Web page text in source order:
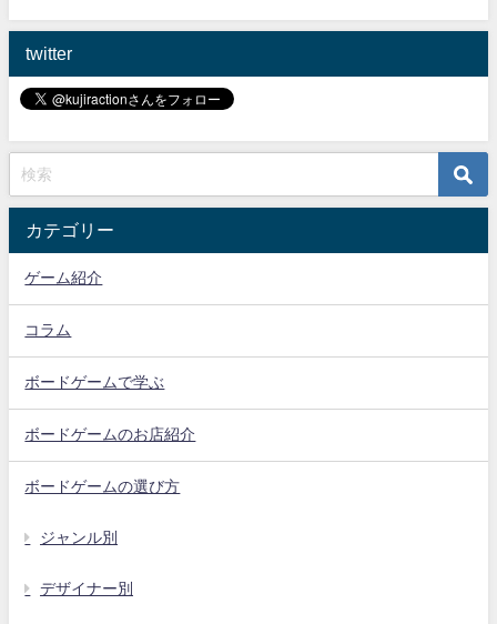
twitter
カテゴリー
ゲーム紹介
コラム
ボードゲームで学ぶ
ボードゲームのお店紹介
ボードゲームの選び方
ジャンル別
デザイナー別